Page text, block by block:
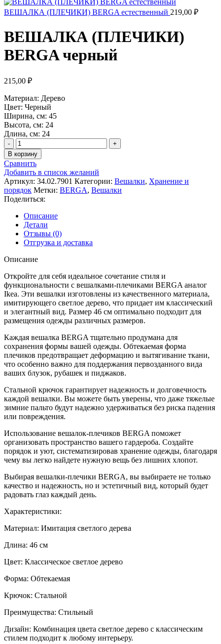
ВЕШАЛКА (ПЛЕЧИКИ) BERGA естественный 219,00 ₽
ВЕШАЛКА (ПЛЕЧИКИ)
BERGA черный
215,00 ₽
Материал: Дерево
Цвет: Черный
Ширина, см: 45
Высота, см: 24
Длина, см: 24
Количество
товара
ВЕШАЛКА
(ПЛЕЧИКИ)
BERGA
черный
В корзину
Сравнить
Добавить в список желаний
Артикул: 34.02.7901 Категории: Вешалки, Хранение и
порядок Метки: BERGA, Вешалки
Поделиться:
Описание
Детали
Отзывы (0)
Отгрузка и доставка
Описание
Откройте для себя идеальное сочетание стиля и
функциональности с вешалками-плечиками BERGA аналог
Ikea. Эти вешалки изготовлены из качественного материала,
имитирующего светлое дерево, что придает им классический
и элегантный вид. Размер 46 см оптимально подходит для
размещения одежды различных размеров.
Каждая вешалка BERGA тщательно продумана для
сохранения формы вашей одежды. Обтекаемая форма
плечиков предотвращает деформацию и вытягивание ткани,
что особенно важно для поддержания первозданного вида
ваших блузок, рубашек и пиджаков.
Стальной крючок гарантирует надежность и долговечность
каждой вешалки. Вы можете быть уверены, что даже тяжелые
зимние пальто будут надежно удерживаться без риска падения
или повреждения.
Использование вешалок-плечиков BERGA поможет
организовать пространство вашего гардероба. Создайте
порядок и уют, систематизировав хранение одежды, благодаря
чему вы легко найдете нужную вещь без лишних хлопот.
Выбирая вешалки-плечики BERGA, вы выбираете не только
качество и надежность, но и эстетичный вид, который будет
радовать глаз каждый день.
Характеристики:
Материал: Имитация светлого дерева
Длина: 46 см
Цвет: Классическое светлое дерево
Форма: Обтекаемая
Крючок: Стальной
Преимущества: Стильный
Дизайн: Комбинация цвета светлое дерево с классическим
стилем подходит к любому интерьеру.